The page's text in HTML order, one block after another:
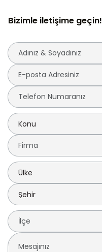
Bizimle iletişime geçin!